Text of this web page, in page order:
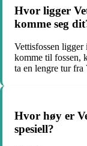
Hvor ligger
komme seg
Vettisfossen
komme til fossen,
ta en lengre tur fra
Hvor høy er
spesiell?